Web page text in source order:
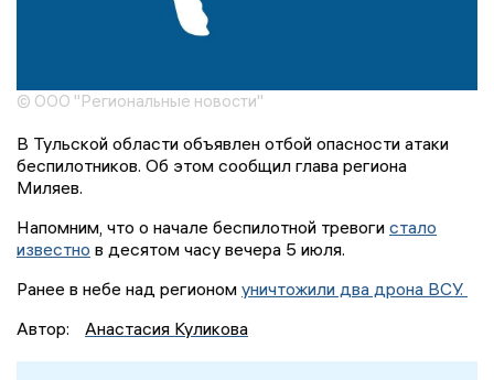
© ООО "Региональные новости"
В Тульской области объявлен отбой опасности атаки
беспилотников. Об этом сообщил глава региона
Миляев.
Напомним, что о начале беспилотной тревоги стало
известно в десятом часу вечера 5 июля.
Ранее в небе над регионом уничтожили два дрона ВСУ.
Автор:
Анастасия Куликова